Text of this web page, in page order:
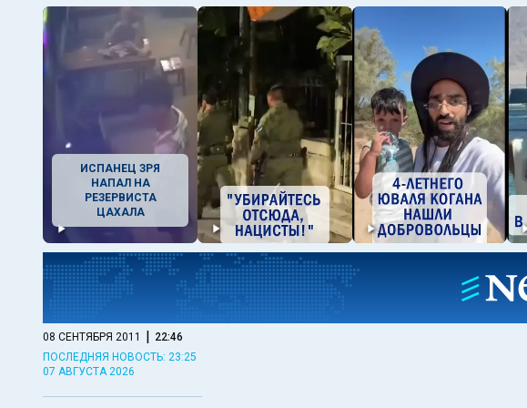
ИСПАНЕЦ ЗРЯ
НАПАЛ НА
РЕЗЕРВИСТА
ЦАХАЛА
08 СЕНТЯБРЯ 2011 | 22:46
ПОСЛЕДНЯЯ НОВОСТЬ: 23:25
07 АВГУСТА 2026